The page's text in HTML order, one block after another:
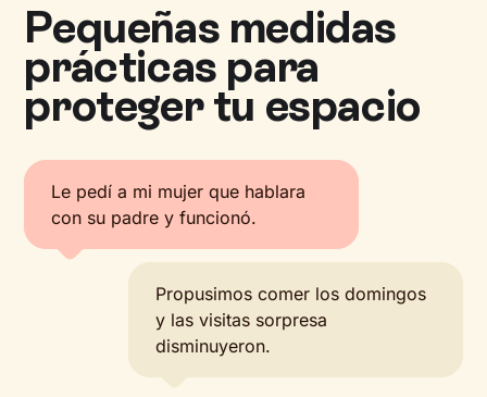
Pequeñas medidas
prácticas para
proteger tu espacio
Le pedí a mi mujer que hablara
con su padre y funcionó.
Propusimos comer los domingos
y las visitas sorpresa
disminuyeron.